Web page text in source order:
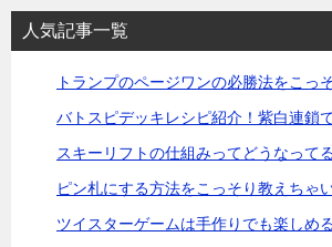
人気記事一覧
トランプのページワンの必勝法をこっ
バトスピデッキレシピ紹介！紫白連鎖
スキーリフトの仕組みってどうなって
ピン札にする方法をこっそり教えちゃ
ツイスターゲームは手作りでも楽しめ